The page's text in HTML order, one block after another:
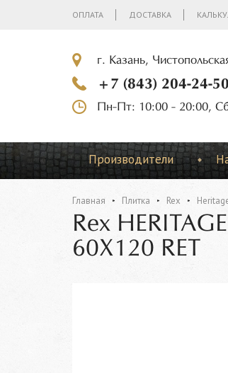
ОПЛАТА ДОСТАВКА
г. Казань,
+7 (843) 204-24-50
Пн-Пт: 10:00 - 20:00,
Производители
Главная Плитка Rex
Rex
60X120 RET